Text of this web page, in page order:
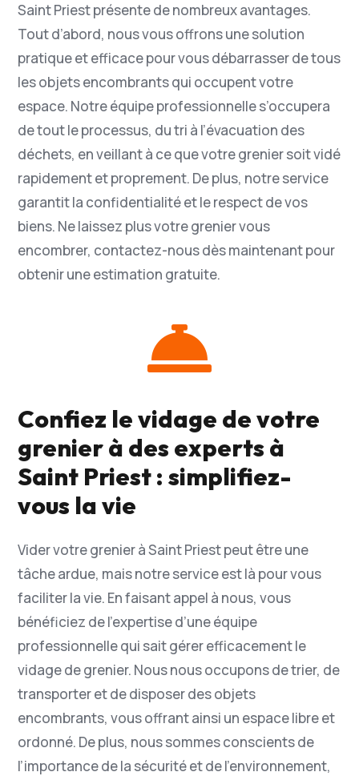
Saint Priest présente de nombreux avantages.
Tout d’abord, nous vous offrons une solution
pratique et efficace pour vous débarrasser de tous
les objets encombrants qui occupent votre
espace. Notre équipe professionnelle s’occupera
de tout le processus, du tri à l’évacuation des
déchets, en veillant à ce que votre grenier soit vidé
rapidement et proprement. De plus, notre service
garantit la confidentialité et le respect de vos
biens. Ne laissez plus votre grenier vous
encombrer, contactez-nous dès maintenant pour
obtenir une estimation gratuite.

Confiez le vidage de votre
grenier à des experts à
Saint Priest : simplifiez-
vous la vie
Vider votre grenier à Saint Priest peut être une
tâche ardue, mais notre service est là pour vous
faciliter la vie. En faisant appel à nous, vous
bénéficiez de l’expertise d’une équipe
professionnelle qui sait gérer efficacement le
vidage de grenier. Nous nous occupons de trier, de
transporter et de disposer des objets
encombrants, vous offrant ainsi un espace libre et
ordonné. De plus, nous sommes conscients de
l’importance de la sécurité et de l’environnement,